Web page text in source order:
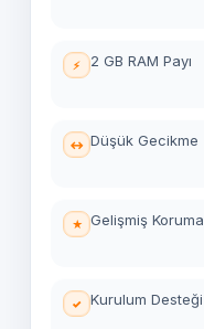
2 GB RAM Payı
Düşük Gecikme
Gelişmiş Koruma
Kurulum Desteği